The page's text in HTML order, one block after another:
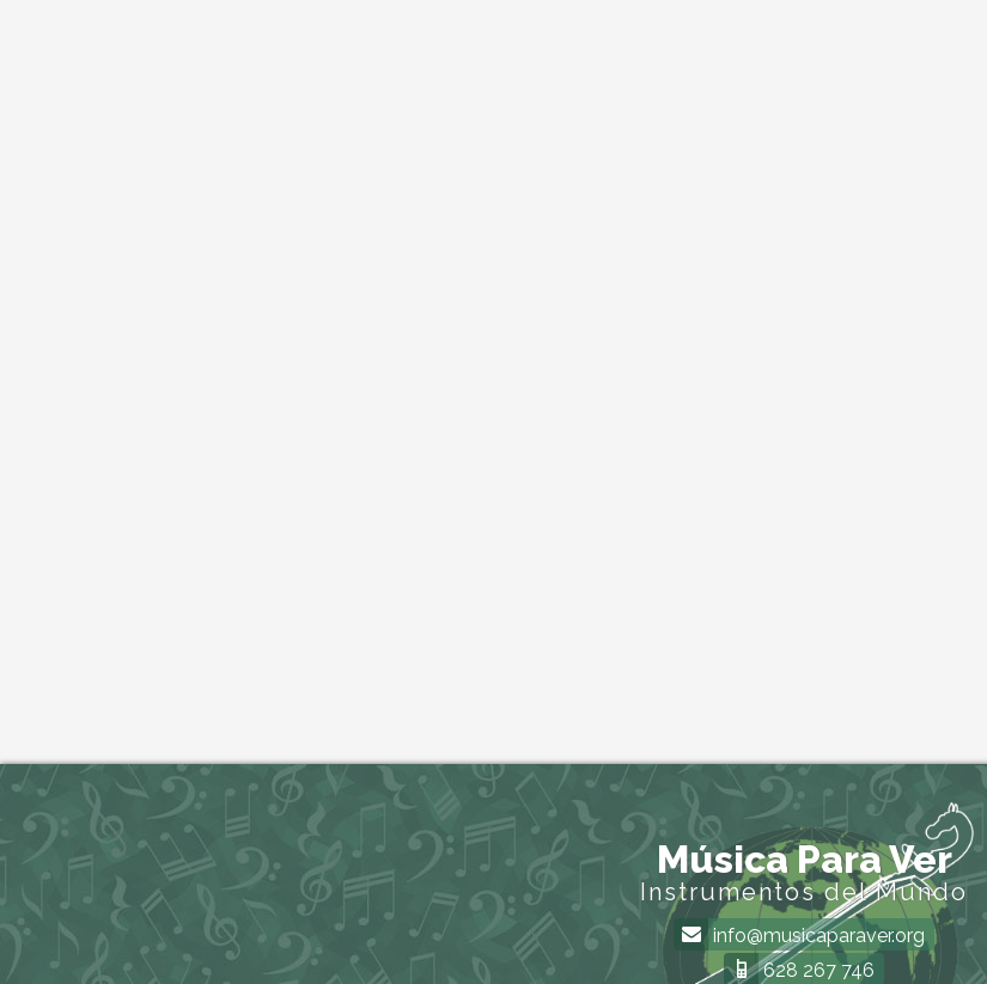
Música Para Ver
Instrumentos del Mundo
info@musicaparaver.org
628 267 746